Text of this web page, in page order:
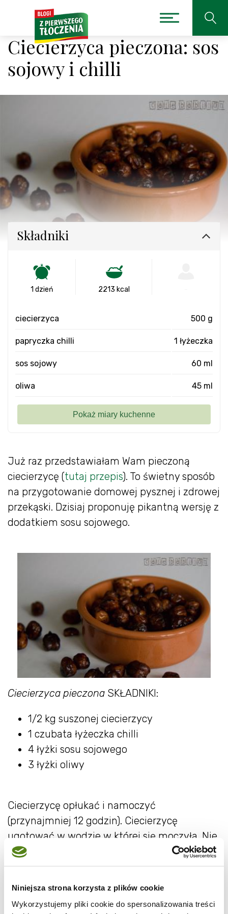
Niniejsza strona korzysta z plików cookie
Wykorzystujemy pliki cookie do spersonalizowania treści
Ciecierzyca pieczona: sos
sojowy i chilli
Już raz przedstawiałam Wam pieczoną
ciecierzycę (tutaj przepis). To świetny sposób
na przygotowanie domowej pysznej i zdrowej
przekąski. Dzisiaj proponuję pikantną wersję z
dodatkiem sosu sojowego.
Ciecierzyca pieczona SKŁADNIKI:
1/2 kg suszonej ciecierzycy
1 czubata łyżeczka chilli
4 łyżki sosu sojowego
3 łyżki oliwy
Ciecierzycę opłukać i namoczyć
(przynajmniej 12 godzin). Ciecierzycę
ugotować w wodzie w której się moczyła. Nie
solić. Ja gotowałam ją ok. 20 minut.
Osączyć na sicie i lekko przestudzić.
Przyprawy wymieszać z oliwą, dodać do
Składniki
1 dzień 2213 kcal
ciecierzyca 500 g
papryczka chilli 1 łyżeczka
sos sojowy 60 ml
oliwa 45 ml